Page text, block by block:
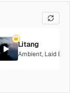
Litang
Ambient, Laid